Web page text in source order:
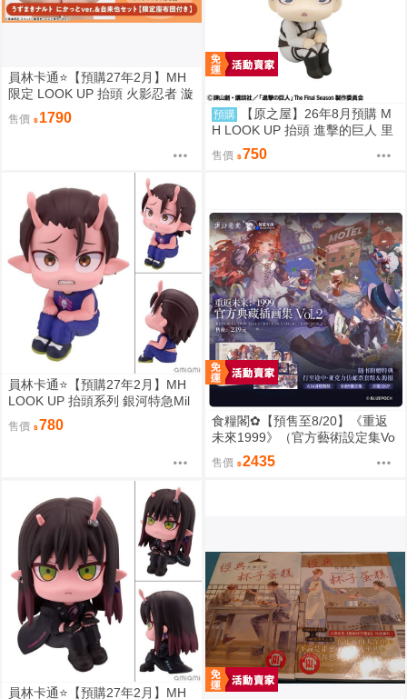
員林卡通⭐️【預購27年2月】MH
限定 LOOK UP 抬頭 火影忍者 漩
渦鳴人 自來也 套組附特典 0813
售價 1790 預購
【原之屋】26年8月預購 M
H LOOK UP 抬頭 進擊的巨人 里
維 掃除Ver 0211 0312
售價 750
員林卡通⭐️【預購27年2月】MH
LOOK UP 抬頭系列 銀河特急Mil
ky☆Subway 鐵多 0813
售價 780
食糧閣✿【預售至8/20】《重返
未來1999》（官方藝術設定集Vo
l.2_典藏版&全套角色印象壓克力
擺件）重返未来1999／預售特典
售價 2435
員林卡通⭐️【預購27年2月】MH